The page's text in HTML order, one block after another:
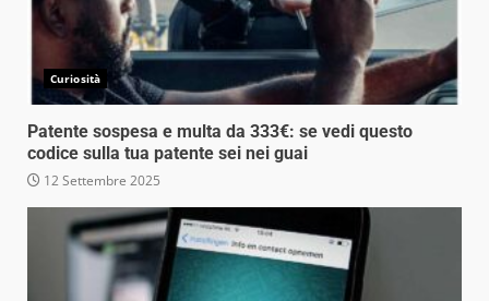
Curiosità
Patente sospesa e multa da 333€: se vedi questo
codice sulla tua patente sei nei guai
12 Settembre 2025